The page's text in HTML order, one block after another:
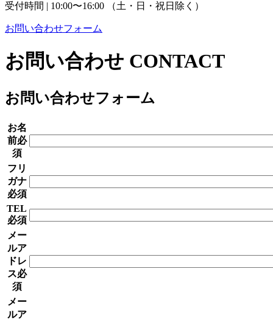
受付時間 | 10:00〜16:00 （土・日・祝日除く）
お問い合わせフォーム
お問い合わせ CONTACT
お問い合わせフォーム
お名
前必
須
フリ
ガナ
必須
TEL
必須
メー
ルア
ドレ
ス必
須
メー
ルア